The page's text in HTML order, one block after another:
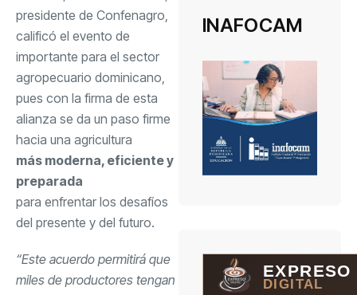
presidente de Confenagro,
calificó el evento de
importante para el sector
agropecuario dominicano,
pues con la firma de esta
alianza se da un paso firme
hacia una agricultura
más moderna, eficiente y
preparada
para enfrentar los desafíos
del presente y del futuro.
“Este acuerdo permitirá que
miles de productores tengan
INAFOCAM
EXPRESO
DIGITAL